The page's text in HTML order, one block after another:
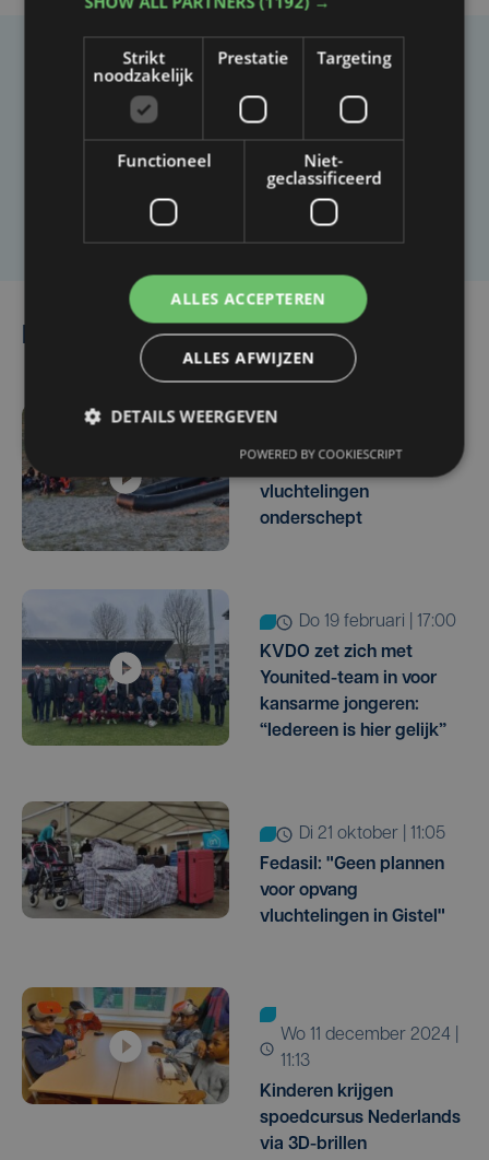
Taalfout opgemerkt?
Heb je een taal- of schrijffout opgemerkt in dit
artikel?
Laat het ons weten
Lees ook
vluchtelingen
onderschept
do 19 februari | 17:00
KVDO zet zich met
Younited-team in voor
kansarme jongeren:
“Iedereen is hier gelijk”
di 21 oktober | 11:05
Fedasil: "Geen plannen
voor opvang
vluchtelingen in Gistel"
wo 11 december 2024 |
11:13
Kinderen krijgen
spoedcursus Nederlands
via 3D-brillen
Strikt
noodzakelijk
Prestatie Targeting
Functioneel
Niet-
geclassificeerd
ALLES ACCEPTEREN
ALLES AFWIJZEN
DETAILS WEERGEVEN
POWERED BY COOKIESCRIPT